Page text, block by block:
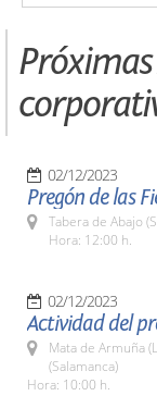
02/12/2023
Pregón de las
Tabera de Abajo
Hora: 12:00 h.
02/12/2023
Actividad del
Mata de Armuña
(Salamanca)
Hora: 10:00 h.